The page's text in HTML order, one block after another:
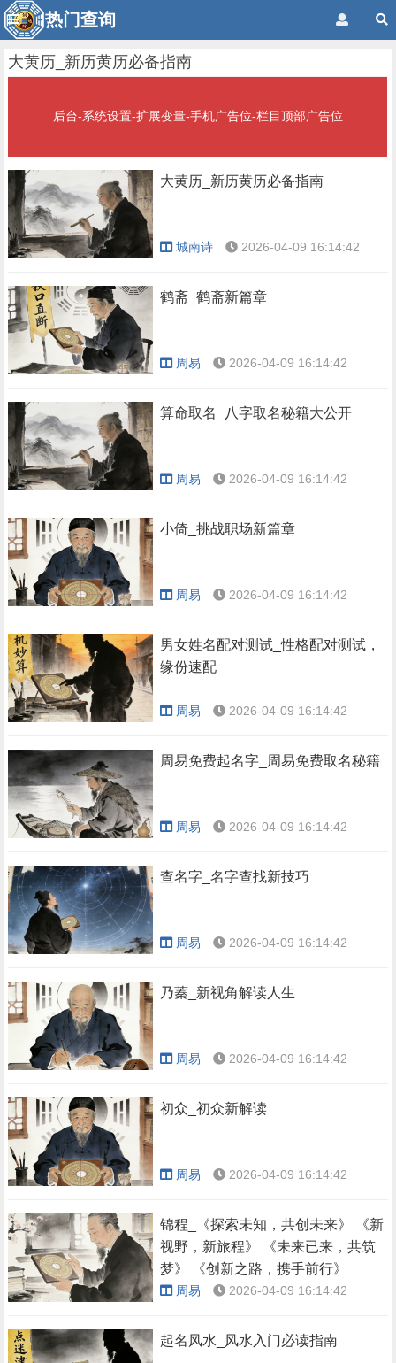
热门查询
大黄历_新历黄历必备指南
后台-系统设置-扩展变量-手机广告位-栏目顶部广告位
大黄历_新历黄历必备指南
城南诗 2026-04-09 16:14:42
鹤斋_鹤斋新篇章
周易 2026-04-09 16:14:42
算命取名_八字取名秘籍大公开
周易 2026-04-09 16:14:42
小倚_挑战职场新篇章
周易 2026-04-09 16:14:42
男女姓名配对测试_性格配对测试，
缘份速配
周易 2026-04-09 16:14:42
周易免费起名字_周易免费取名秘籍
周易 2026-04-09 16:14:42
查名字_名字查找新技巧
周易 2026-04-09 16:14:42
乃蓁_新视角解读人生
周易 2026-04-09 16:14:42
初众_初众新解读
周易 2026-04-09 16:14:42
锦程_《探索未知，共创未来》 《新
视野，新旅程》 《未来已来，共筑
梦》 《创新之路，携手前行》
周易 2026-04-09 16:14:42
起名风水_风水入门必读指南